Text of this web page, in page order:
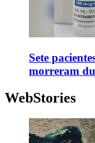
Sete
morreram
WebStories